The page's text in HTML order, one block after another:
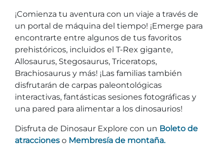
INFORMACIÓN DEL PARQUE
Preguntas frecuentes
Mapas
Reglas y ordenanzas
Clima
Guía de Naturaleza
Ofertas especiales
Magical Flight to the North Pole
Niños temprano Nochevieja
Año Nuevo Lunar
PRIMAVERA
Fiesta de dinosaurios
Servicio de amanecer de Pascua
La posada en Stone Mountain Park
Entradas para grupos
¡Comienza tu aventura con un viaje a través de
un portal de máquina del tiempo! ¡Emerge para
encontrarte entre algunos de tus favoritos
prehistóricos, incluidos el T-Rex gigante,
Allosaurus, Stegosaurus, Triceratops,
Brachiosaurus y más! ¡Las familias también
disfrutarán de carpas paleontológicas
interactivas, fantásticas sesiones fotográficas y
una pared para alimentar a los dinosaurios!
Disfruta de Dinosaur Explore con un Boleto de
atracciones o Membresía de montaña.